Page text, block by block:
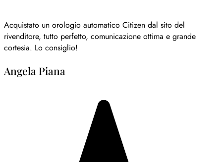
Acquistato un orologio automatico Citizen dal sito del
rivenditore, tutto perfetto, comunicazione ottima e grande
cortesia. Lo consiglio!
Angela Piana